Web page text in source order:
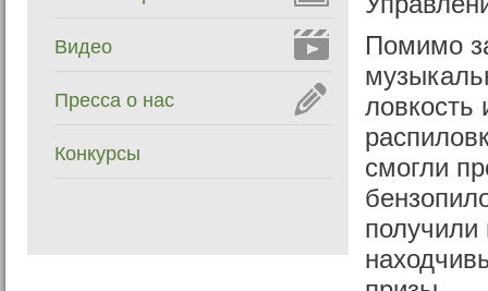
Видео
Пресса о нас
Конкурсы
Помимо
ловкость
смогли
получили